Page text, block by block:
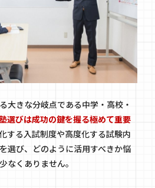
大きな分岐点である中学・高校・
選びは成功の鍵を握る極めて重要
する入試制度や高度化する試験内
選び、どのように活用すべきか悩
なくありません。